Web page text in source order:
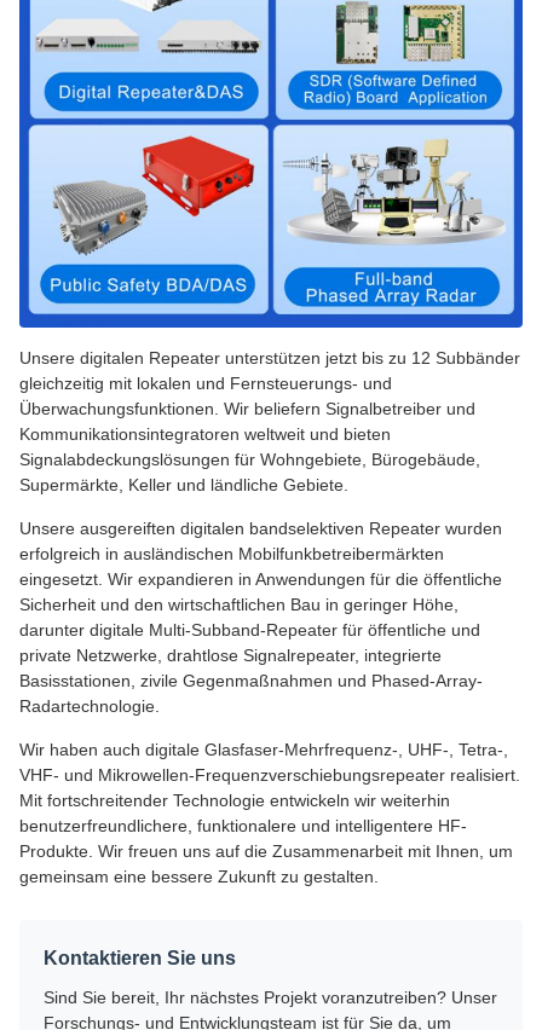
Unsere digitalen Repeater unterstützen jetzt bis zu 12 Subbänder
gleichzeitig mit lokalen und Fernsteuerungs- und
Überwachungsfunktionen. Wir beliefern Signalbetreiber und
Kommunikationsintegratoren weltweit und bieten
Signalabdeckungslösungen für Wohngebiete, Bürogebäude,
Supermärkte, Keller und ländliche Gebiete.
Unsere ausgereiften digitalen bandselektiven Repeater wurden
erfolgreich in ausländischen Mobilfunkbetreibermärkten
eingesetzt. Wir expandieren in Anwendungen für die öffentliche
Sicherheit und den wirtschaftlichen Bau in geringer Höhe,
darunter digitale Multi-Subband-Repeater für öffentliche und
private Netzwerke, drahtlose Signalrepeater, integrierte
Basisstationen, zivile Gegenmaßnahmen und Phased-Array-
Radartechnologie.
Wir haben auch digitale Glasfaser-Mehrfrequenz-, UHF-, Tetra-,
VHF- und Mikrowellen-Frequenzverschiebungsrepeater realisiert.
Mit fortschreitender Technologie entwickeln wir weiterhin
benutzerfreundlichere, funktionalere und intelligentere HF-
Produkte. Wir freuen uns auf die Zusammenarbeit mit Ihnen, um
gemeinsam eine bessere Zukunft zu gestalten.
Kontaktieren Sie uns
Sind Sie bereit, Ihr nächstes Projekt voranzutreiben? Unser
Forschungs- und Entwicklungsteam ist für Sie da, um